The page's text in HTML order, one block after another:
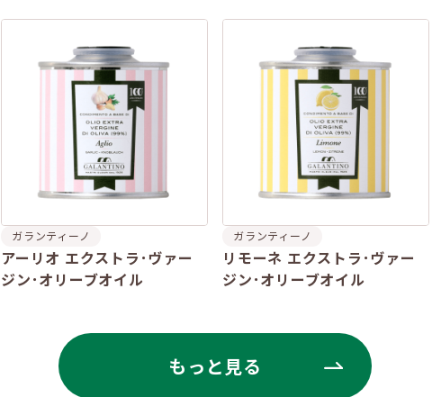
ガランティーノ
アーリオ エクストラ･ヴァー
ジン･オリーブオイル
ガランティーノ
リモーネ エクストラ･ヴァー
ジン･オリーブオイル
もっと見る